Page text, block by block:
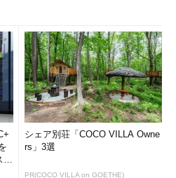
を
シェア別荘「COCO VILLA Owne
rs」3選
PR(COCO VILLA on GOETHE)